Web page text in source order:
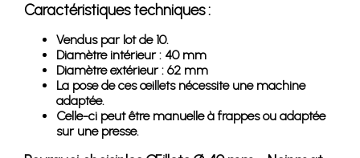
Caractéristiques techniques :
Vendus par lot de 10.
Diamètre intérieur : 40 mm
Diamètre extérieur : 62 mm
La pose de ces œillets nécessite une machine
adaptée.
Celle-ci peut être manuelle à frappes ou adaptée
sur une presse.